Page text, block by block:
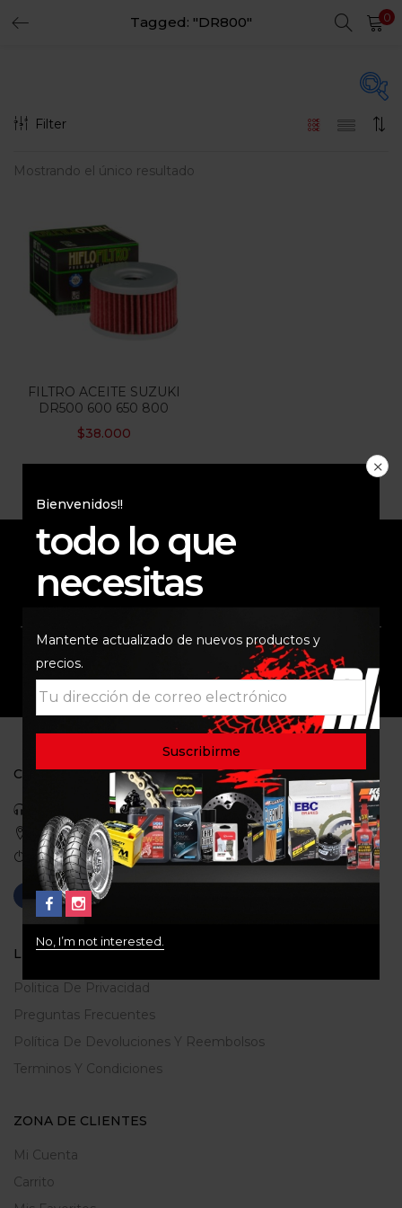
Tagged: "DR800" 0
En oferta
Filter
Mostrando el único resultado
FILTRO ACEITE SUZUKI
DR500 600 650 800
$38.000
Bienvenidos!!
todo lo que
necesitas
Mantente actualizado de nuevos productos y
precios.
No, I’m not interested.
ENVÍO RAPIDO Y
SEGURO
SOPORTE COMUNIDAD
CONTACTO
Celular: 3113422933
Medellin, Colombia
Correo: gerencia@ridershouse.co
LEGALES
Politica De Privacidad
Preguntas Frecuentes
Política De Devoluciones Y Reembolsos
Terminos Y Condiciones
ZONA DE CLIENTES
Mi Cuenta
Carrito
REGISTER
Remember me